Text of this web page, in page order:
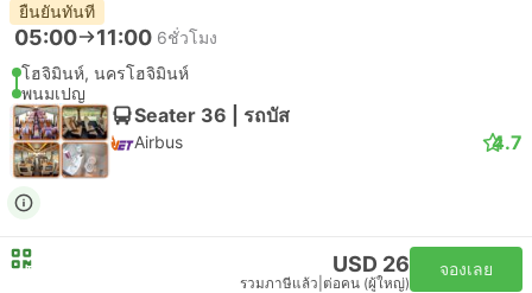
ยืนยันทันที
05:00 11:00 6ชั่วโมง
โฮจิมินห์, นครโฮจิมินห์
พนมเปญ
Seater 36 | รถบัส
Airbus 4.7
USD 26
รวมภาษีแล้ว ต่อคน (ผู้ใหญ่)
จองเลย